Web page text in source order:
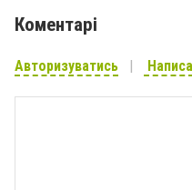
Коментарі
Авторизуватись